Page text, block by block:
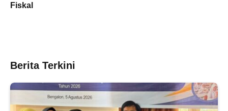
Fiskal
Berita Terkini